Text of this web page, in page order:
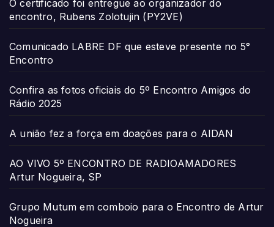
O certificado foi entregue ao organizador do
encontro, Rubens Zolotujin (PY2VE)
Comunicado LABRE DF que esteve presente no 5°
Encontro
Confira as fotos oficiais do 5º Encontro Amigos do
Rádio 2025
A união fez a força em doações para o AIDAN
AO VIVO 5º ENCONTRO DE RADIOAMADORES
Artur Nogueira, SP
Grupo Mutum em comboio para o Encontro de Artur
Nogueira